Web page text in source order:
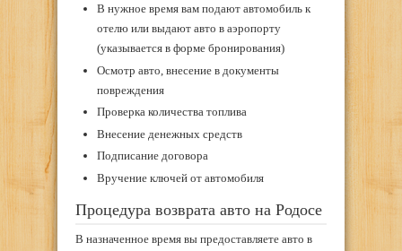
В нужное время вам подают автомобиль к
отелю или выдают авто в аэропорту
(указывается в форме бронирования)
Осмотр авто, внесение в документы
повреждения
Проверка количества топлива
Внесение денежных средств
Подписание договора
Вручение ключей от автомобиля
Процедура возврата авто на Родосе
В назначенное время вы предоставляете авто в